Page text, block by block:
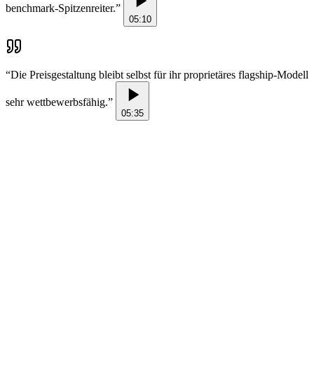
benchmark-Spitzenreiter.”
05:10
“Die Preisgestaltung bleibt selbst für ihr proprietäres flagship-Modell
sehr wettbewerbsfähig.”
05:35